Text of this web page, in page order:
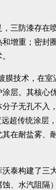
三防漆存在
增重；密封
膜技术， 在室
层。其核心
子无孔不入
超传统涂层
在耐盐雾、
沃泰构建了三
、水汽阻隔